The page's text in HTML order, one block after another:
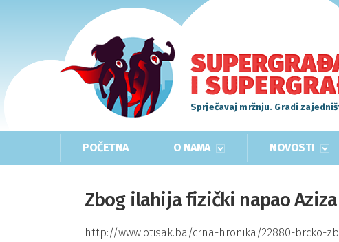
Sprječavaj mržnju. Gradi
POČETNA O NAMA NOVOSTI
Zbog ilahija fizički napao Aziza
http://www.otisak.ba/crna-hronika/22880-brcko-